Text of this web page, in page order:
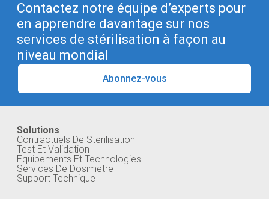
Contactez notre équipe d’experts pour
en apprendre davantage sur nos
services de stérilisation à façon au
niveau mondial
Abonnez-vous
Solutions
Contractuels De Sterilisation
Test Et Validation
Equipements Et Technologies
Services De Dosimetre
Support Technique